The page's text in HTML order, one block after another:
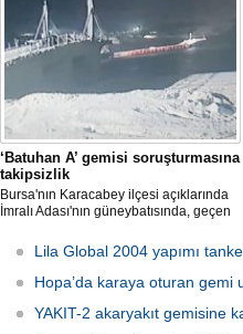
‘Batuhan A’ gemisi soruşturmasına
takipsizlik
Bursa'nın Karacabey ilçesi açıklarında
İmralı Adası'nın güneybatısında, geçen
batmasıyla ilgili başlatılan soruşturma,
takipsizlikle sonuçlandı.
Lila Global 2004 yapımı
Hopa’da karaya oturan gemi
YAKIT-2 akaryakıt gemisine